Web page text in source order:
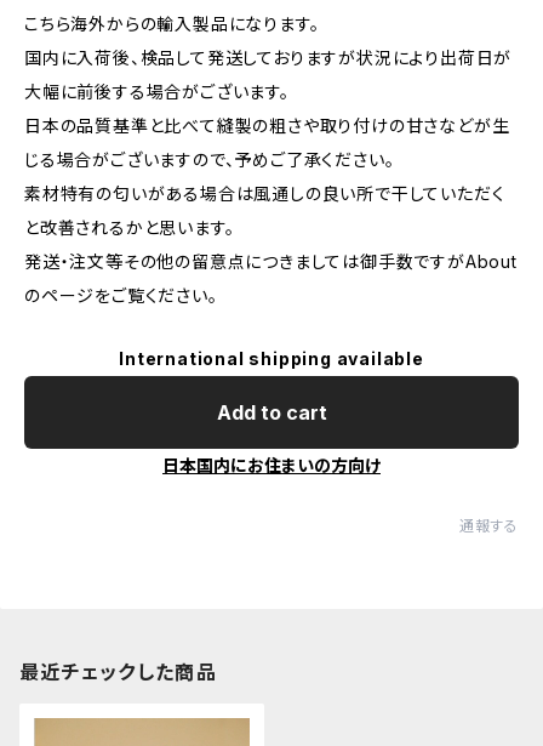
こちら海外からの輸入製品になります。
国内に入荷後、検品して発送しておりますが状況により出荷日が
大幅に前後する場合がございます。
日本の品質基準と比べて縫製の粗さや取り付けの甘さなどが生
じる場合がございますので、予めご了承ください。
素材特有の匂いがある場合は風通しの良い所で干していただく
と改善されるかと思います。
発送・注文等その他の留意点につきましては御手数ですがAbout
のページをご覧ください。
International shipping available
Add to cart
日本国内にお住まいの方向け
通報する
最近チェックした商品